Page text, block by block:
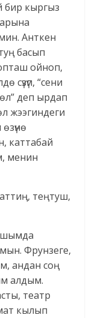
бир кыргыз
Анткен
басып
ойноп,
сүзүп, “сени
деп ырдап
жээгиндеги
каттабай
менин
теңтуш,
Фрунзеге,
андан соң
алдым.
театр
кылып